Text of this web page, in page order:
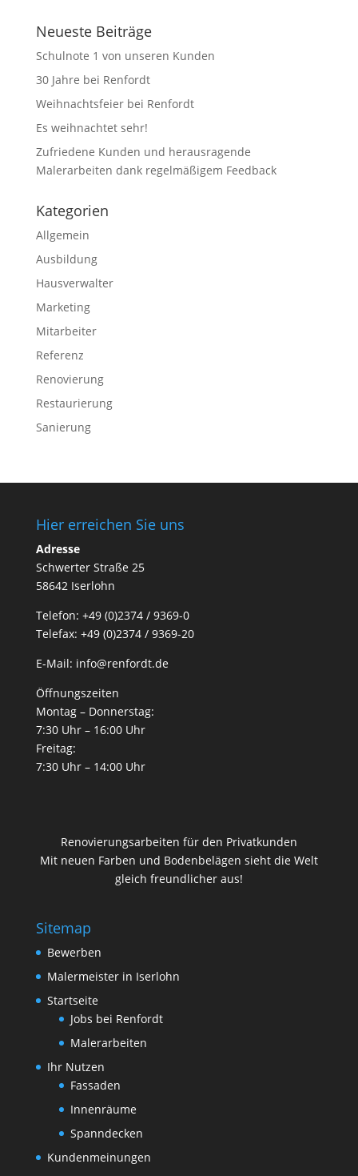
Neueste Beiträge
Schulnote 1 von unseren Kunden
30 Jahre bei Renfordt
Weihnachtsfeier bei Renfordt
Es weihnachtet sehr!
Zufriedene Kunden und herausragende
Malerarbeiten dank regelmäßigem Feedback
Kategorien
Allgemein
Ausbildung
Hausverwalter
Marketing
Mitarbeiter
Referenz
Renovierung
Restaurierung
Sanierung
Hier erreichen Sie uns
Adresse
Schwerter Straße 25
58642 Iserlohn
Telefon: +49 (0)2374 / 9369-0
Telefax: +49 (0)2374 / 9369-20
E-Mail: info@renfordt.de
Öffnungszeiten
Montag – Donnerstag:
7:30 Uhr – 16:00 Uhr
Freitag:
7:30 Uhr – 14:00 Uhr
Renovierungsarbeiten für den Privatkunden
Mit neuen Farben und Bodenbelägen sieht die Welt
gleich freundlicher aus!
Sitemap
Bewerben
Malermeister in Iserlohn
Startseite
Jobs bei Renfordt
Malerarbeiten
Ihr Nutzen
Fassaden
Innenräume
Spanndecken
Kundenmeinungen